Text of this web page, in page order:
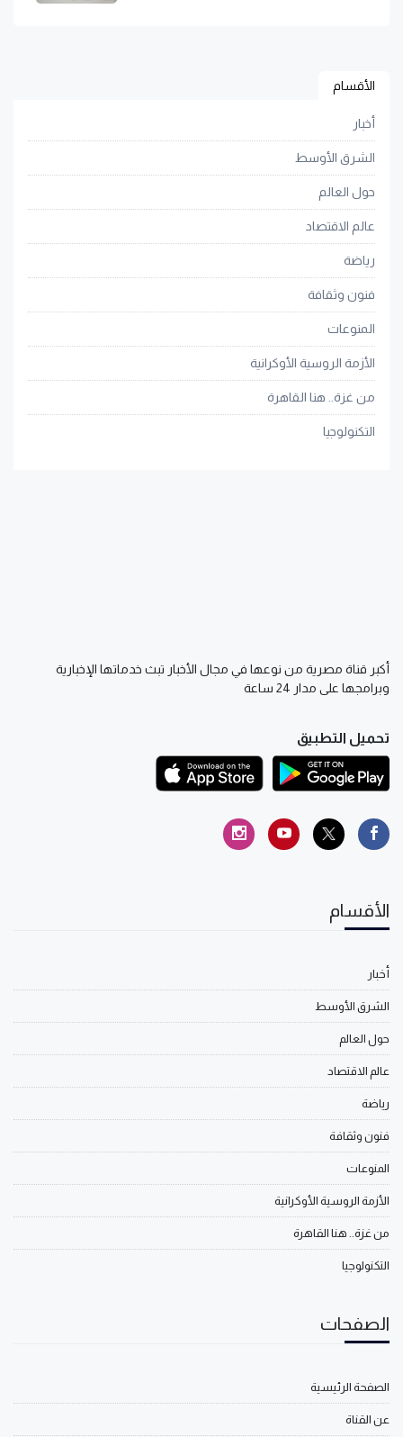
الأقسام
أخبار
الشرق الأوسط
حول العالم
عالم الاقتصاد
رياضة
فنون وثقافة
المنوعات
الأزمة الروسية الأوكرانية
من غزة.. هنا القاهرة
التكنولوجيا
أكبر قناة مصرية من نوعها في مجال الأخبار تبث خدماتها الإخبارية
وبرامجها على مدار 24 ساعة
تحميل التطبيق
الأقسام
أخبار
الشرق الأوسط
حول العالم
عالم الاقتصاد
رياضة
فنون وثقافة
المنوعات
الأزمة الروسية الأوكرانية
من غزة.. هنا القاهرة
التكنولوجيا
الصفحات
الصفحة الرئيسية
عن القناة